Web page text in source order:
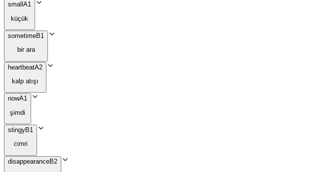
small A1
küçük
sometimeB1
bir ara
heartbeatA2
kalp atışı
nowA1
şimdi
stingyB1
cimri
disappearanceB2